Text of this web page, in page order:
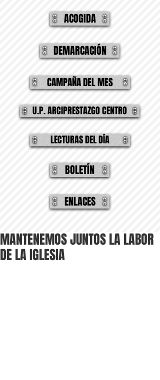
ACOGIDA
DEMARCACIÓN
CAMPAÑA DEL MES
U.P. ARCIPRESTAZGO CENTRO
LECTURAS DEL DÍA
BOLETÍN
ENLACES
MANTENEMOS JUNTOS LA LABOR
DE LA IGLESIA